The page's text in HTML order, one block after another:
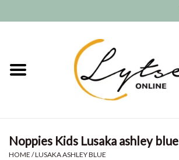
Meisjes
Noppies Kids Lusaka ashley blue
HOME /LUSAKA ASHLEY BLUE